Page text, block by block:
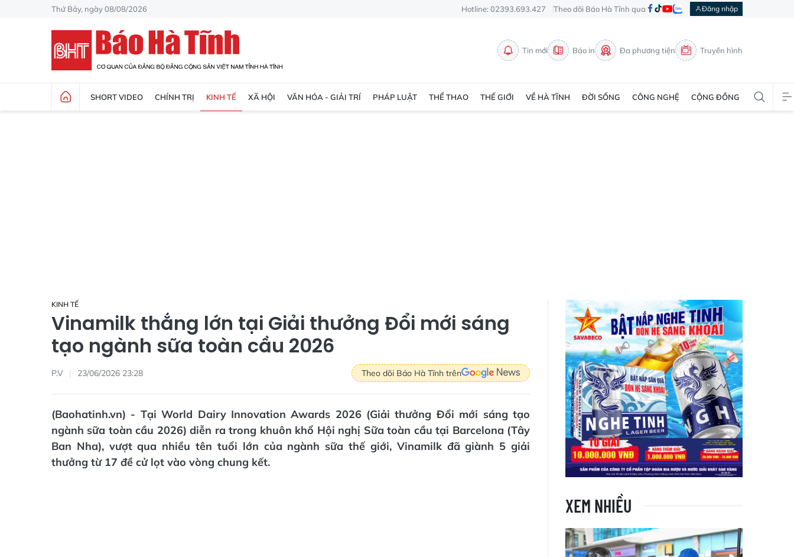
Thứ Bảy, ngày 08/08/2026 Hotline: 02393.693.427 Theo dõi Báo Hà Tĩnh qua Đăng nhập
Tin mới Báo in Đa phương tiện Truyền hình
SHORT VIDEO CHÍNH TRỊ KINH TẾ XÃ HỘI VĂN HÓA - GIẢI TRÍ PHÁP LUẬT THỂ THAO THẾ GIỚI VỀ HÀ TĨNH ĐỜI SỐNG CÔNG NGHỆ CỘNG ĐỒNG
KINH TẾ
Vinamilk thắng lớn tại Giải thưởng Đổi mới sáng
tạo ngành sữa toàn cầu 2026
P.V 23/06/2026 23:28 Theo dõi Báo Hà Tĩnh trên
(Baohatinh.vn) - Tại World Dairy Innovation Awards 2026 (Giải thưởng Đổi mới sáng tạo
ngành sữa toàn cầu 2026) diễn ra trong khuôn khổ Hội nghị Sữa toàn cầu tại Barcelona (Tây
Ban Nha), vượt qua nhiều tên tuổi lớn của ngành sữa thế giới, Vinamilk đã giành 5 giải
thưởng từ 17 đề cử lọt vào vòng chung kết.
XEM NHIỀU